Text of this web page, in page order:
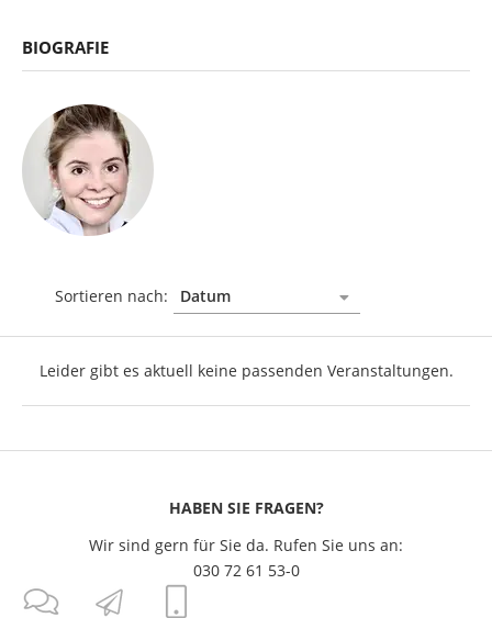
BIOGRAFIE
Sortieren nach:
Leider gibt es aktuell keine passenden Veranstaltungen.
HABEN SIE FRAGEN?
Wir sind gern für Sie da. Rufen Sie uns an:
030 72 61 53-0